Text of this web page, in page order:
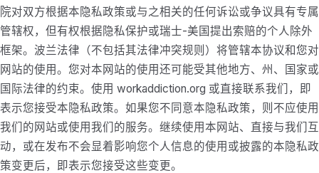
院对双方根据本隐私政策或与之相关的任何诉讼或争议具有专属
管辖权，但有权根据隐私保护或瑞士-美国提出索赔的个人除外
框架。波兰法律（不包括其法律冲突规则）将管辖本协议和您对
网站的使用。您对本网站的使用还可能受其他地方、州、国家或
国际法律的约束。使用 workaddiction.org 或直接联系我们，即
表示您接受本隐私政策。如果您不同意本隐私政策，则不应使用
我们的网站或使用我们的服务。继续使用本网站、直接与我们互
动，或在发布不会显着影响您个人信息的使用或披露的本隐私政
策变更后，即表示您接受这些变更。